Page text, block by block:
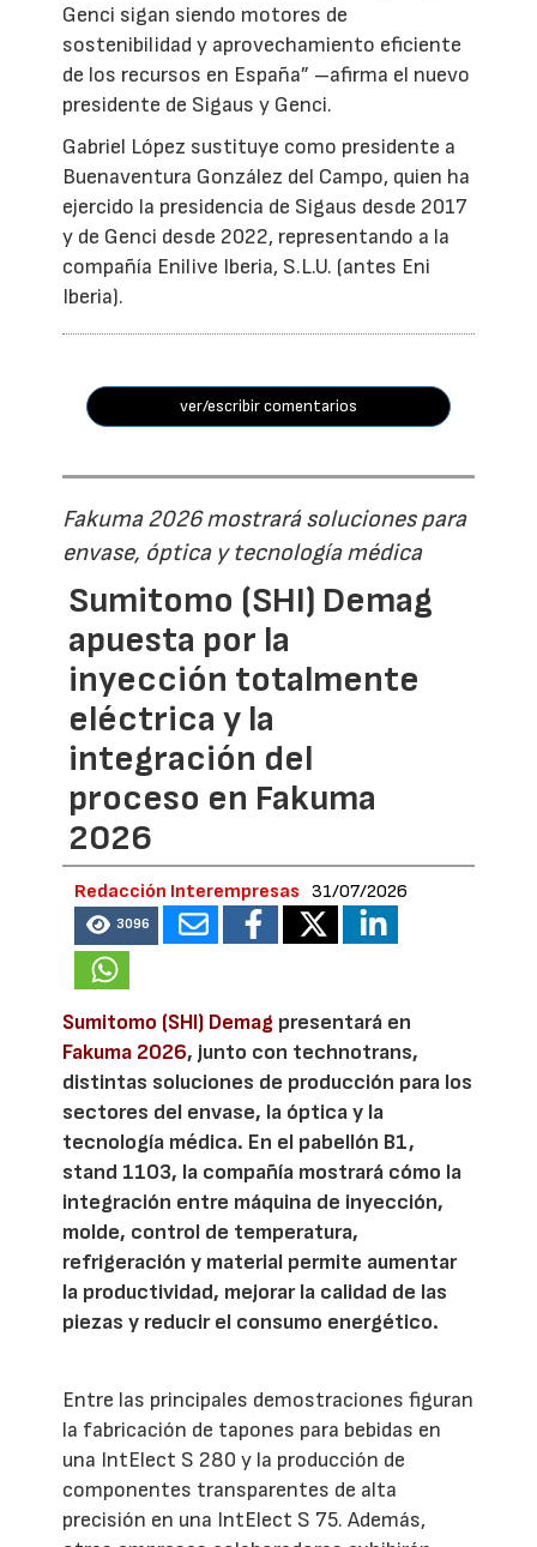
Genci sigan siendo motores de
sostenibilidad y aprovechamiento eficiente
de los recursos en España” –afirma el nuevo
presidente de Sigaus y Genci.
Gabriel López sustituye como presidente a
Buenaventura González del Campo, quien ha
ejercido la presidencia de Sigaus desde 2017
y de Genci desde 2022, representando a la
compañía Enilive Iberia, S.L.U. (antes Eni
Iberia).
ver/escribir comentarios
Fakuma 2026 mostrará soluciones para
envase, óptica y tecnología médica
Sumitomo (SHI) Demag
apuesta por la
inyección totalmente
eléctrica y la
integración del
proceso en Fakuma
2026
Redacción Interempresas 31/07/2026
3096
Sumitomo (SHI) Demag presentará en
Fakuma 2026, junto con technotrans,
distintas soluciones de producción para los
sectores del envase, la óptica y la
tecnología médica. En el pabellón B1,
stand 1103, la compañía mostrará cómo la
integración entre máquina de inyección,
molde, control de temperatura,
refrigeración y material permite aumentar
la productividad, mejorar la calidad de las
piezas y reducir el consumo energético.
Entre las principales demostraciones figuran
la fabricación de tapones para bebidas en
una IntElect S 280 y la producción de
componentes transparentes de alta
precisión en una IntElect S 75. Además,